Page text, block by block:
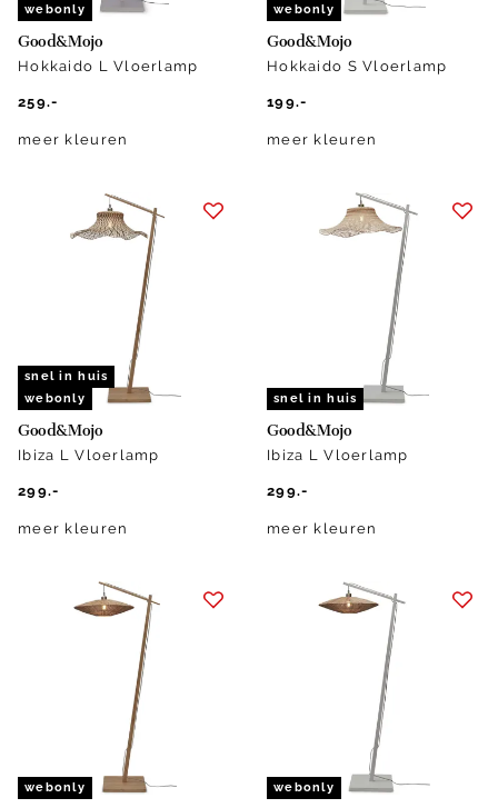
webonly
Good&Mojo
Hokkaido L Vloerlamp
259.-
meer kleuren
webonly
Good&Mojo
Hokkaido S Vloerlamp
199.-
meer kleuren
snel in huis
webonly
Good&Mojo
Ibiza L Vloerlamp
299.-
meer kleuren
snel in huis
Good&Mojo
Ibiza L Vloerlamp
299.-
meer kleuren
webonly webonly